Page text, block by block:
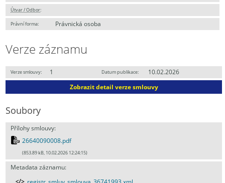
Útvar / Odbor:
Právní forma: Právnická osoba
Verze záznamu
Verze smlouvy: 1 Datum publikace:
10.02.2026
Zobrazit detail verze smlouvy
Soubory
Přílohy smlouvy:
26640090008.pdf
(853.89 kB, 10.02.2026 12:24:15)
Metadata záznamu: